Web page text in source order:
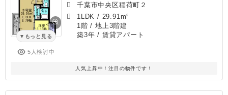
もっと見る
5人検討中
千葉市中央区稲荷町２
1LDK / 29.91m²
1階 / 地上3階建
築3年 / 賃貸アパート
人気上昇中！注目の物件です！